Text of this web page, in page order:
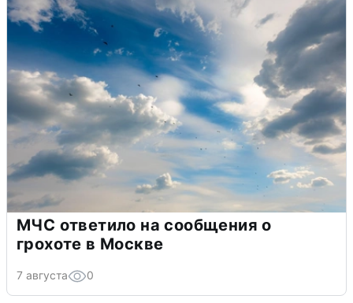
МЧС ответило на сообщения о
грохоте в Москве
7 августа 0